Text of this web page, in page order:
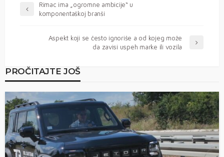
Rimac ima „ogromne ambicije“ u
komponentaškoj branši
Aspekt koji se često ignoriše a od kojeg može
da zavisi uspeh marke ili vozila
PROČITAJTE JOŠ